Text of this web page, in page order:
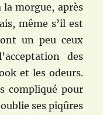
morgue, après
même s’il est
un peu ceux
des
et les odeurs.
compliqué pour
ses piqûres